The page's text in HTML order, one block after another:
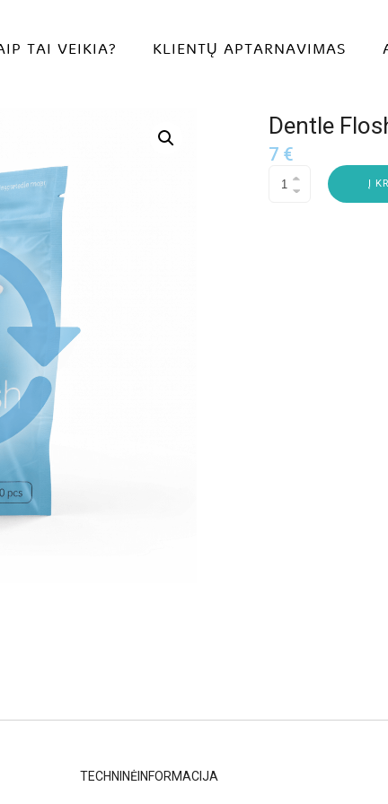
TAI VEIKIA? KLIENTŲ APTARNAVIMAS
Dentle
7 €
Į
TECHNINĖINFORMACIJA